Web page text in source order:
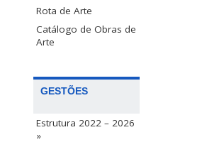
Rota de Arte
Catálogo de Obras de
Arte
GESTÕES
Estrutura 2022 – 2026
»